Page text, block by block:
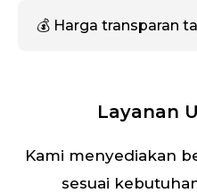
💰 Harga transparan
Layanan
Kami menyediakan
sesuai